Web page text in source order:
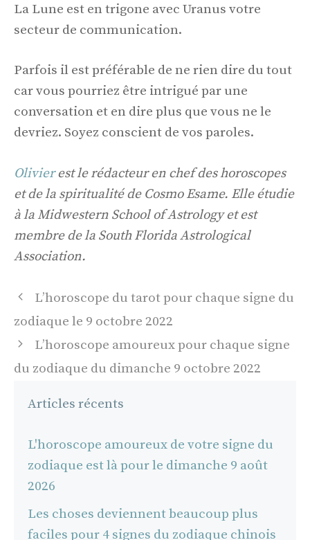
La Lune est en trigone avec Uranus votre
secteur de communication.
Parfois il est préférable de ne rien dire du tout
car vous pourriez être intrigué par une
conversation et en dire plus que vous ne le
devriez. Soyez conscient de vos paroles.
Olivierest le rédacteur en chef des horoscopes
et de la spiritualité de Cosmo Esame. Elle étudie
à la Midwestern School of Astrology et est
membre de la South Florida Astrological
Association.
Navigation
des
L’horoscope du tarot pour chaque signe du
zodiaque le 9 octobre 2022
L’horoscope amoureux pour chaque signe
du zodiaque du dimanche 9 octobre 2022
Articles récents
L'horoscope amoureux de votre signe du
zodiaque est là pour le dimanche 9 août
2026
Les choses deviennent beaucoup plus
faciles pour 4 signes du zodiaque chinois